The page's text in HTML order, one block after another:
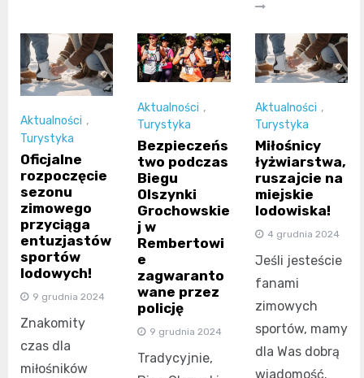
Aktualności ,
Turystyka
Oficjalne
rozpoczęcie
sezonu
zimowego
przyciąga
entuzjastów
sportów
lodowych!
9 grudnia 2024
Znakomity
czas dla
miłośników
Aktualności ,
Turystyka
Bezpieczeńs
two podczas
Biegu
Olszynki
Grochowskie
j w
Rembertowi
e
zagwaranto
wane przez
policję
9 grudnia 2024
Tradycyjnie,
Aktualności ,
Turystyka
Miłośnicy
łyżwiarstwa,
ruszajcie na
miejskie
lodowiska!
4 grudnia 2024
Jeśli jesteście
fanami
zimowych
sportów, mamy
dla Was dobrą
wiadomość.